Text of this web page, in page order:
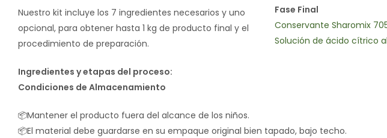
Nuestro kit incluye los 7 ingredientes necesarios y uno
opcional, para obtener hasta 1 kg de producto final y el
procedimiento de preparación.
Ingredientes y etapas del proceso:
Fase Final
Conservante Sharomix
Solución de ácido cítrico
Condiciones de Almacenamiento
📦Mantener el producto fuera del alcance de los niños.
📦El material debe guardarse en su empaque original bien tapado, bajo techo.